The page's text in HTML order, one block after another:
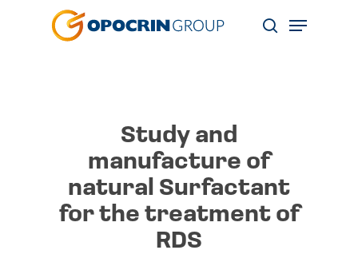
search
Menu
Study and
manufacture of
natural Surfactant
for the treatment of
RDS